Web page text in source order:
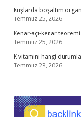
Kuşlarda boşaltım
Temmuz 25, 2026
Kenar-açı-kenar
Temmuz 25, 2026
K vitamini hangi
Temmuz 23, 2026